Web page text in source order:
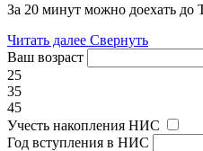
За 20 минут можно доехать
Читать далее Свернуть
Ваш возраст
25
35
45
Учесть накопления НИС
Год вступления в НИС